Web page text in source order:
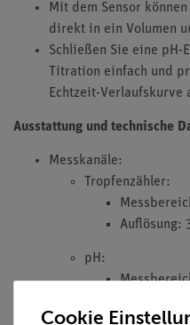
Mit dem Sensor
direkt in ein Volumen
Schließen Sie eine
Titration einfach und
Echtzeit-Verlaufskurve
Ausstattung und technische
Messkanäle:
Tropfenzähler:
Auflösung:
pH:
Cookie